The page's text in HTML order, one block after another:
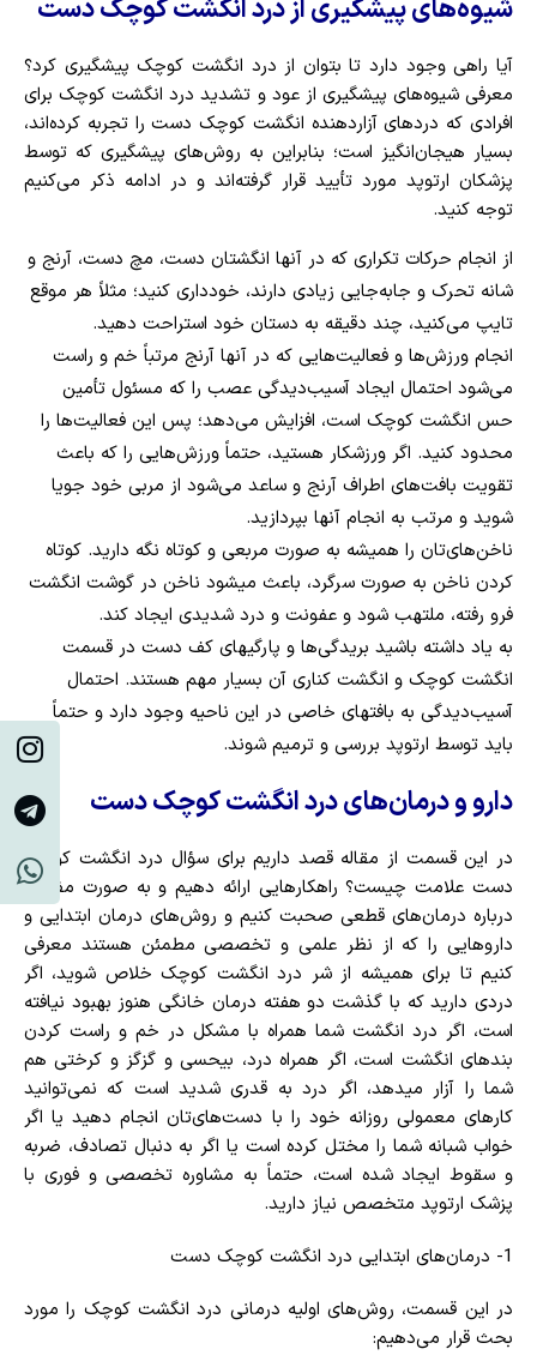
شیوه‌های پیشگیری از درد انگشت کوچک دست
آیا راهی وجود دارد تا بتوان از درد انگشت کوچک پیشگیری کرد؟
معرفی شیوه‌های پیشگیری از عود و تشدید درد انگشت کوچک برای
افرادی که دردهای آزاردهنده انگشت کوچک دست را تجربه کرده‌اند،
بسیار هیجان‌انگیز است؛ بنابراین به روش‌های پیشگیری که توسط
پزشکان ارتوپد مورد تأیید قرار گرفته‌اند و در ادامه ذکر می‌کنیم
توجه کنید.
از انجام حرکات تکراری که در آنها انگشتان دست، مچ دست، آرنج و
شانه تحرک و جابه‌جایی زیادی دارند، خودداری کنید؛ مثلاً هر موقع
تایپ می‌کنید، چند دقیقه به دستان خود استراحت دهید.
انجام ورزش‌ها و فعالیت‌هایی که در آنها آرنج مرتباً خم و راست
می‌شود احتمال ایجاد آسیب‌دیدگی عصب را که مسئول تأمین
حس انگشت کوچک است، افزایش می‌دهد؛ پس این فعالیت‌ها را
محدود کنید. اگر ورزشکار هستید، حتماً ورزش‌هایی را که باعث
تقویت بافت‌های اطراف آرنج و ساعد می‌شود از مربی خود جویا
شوید و مرتب به انجام آنها بپردازید.
ناخن‌های‌تان را همیشه به صورت مربعی و کوتاه نگه دارید. کوتاه
کردن ناخن به صورت سرگرد، باعث می­شود ناخن در گوشت انگشت
فرو رفته، ملتهب شود و عفونت و درد شدیدی ایجاد کند.
به یاد داشته باشید بریدگی‌ها و پارگی­های کف دست در قسمت
انگشت کوچک و انگشت کناری آن بسیار مهم هستند. احتمال
آسیب‌دیدگی به بافت­های خاصی در این ناحیه وجود دارد و حتماً
باید توسط ارتوپد بررسی و ترمیم شوند.
دارو و درمان‌های درد انگشت کوچک دست
در این قسمت از مقاله قصد داریم برای سؤال درد انگشت کوچک
دست علامت چیست؟ راهکارهایی ارائه دهیم و به صورت مفصل
درباره درمان‌های قطعی صحبت کنیم و روش‌های درمان ابتدایی و
داروهایی را که از نظر علمی و تخصصی مطمئن هستند معرفی
کنیم تا برای همیشه از شر درد انگشت کوچک خلاص شوید، اگر
دردی دارید که با گذشت دو هفته درمان خانگی هنوز بهبود نیافته
است، اگر درد انگشت شما همراه با مشکل در خم و راست کردن
بندهای انگشت است، اگر همراه درد، بی­حسی و گزگز و کرختی هم
شما را آزار می­دهد، اگر درد به قدری شدید است که نمی‌توانید
کارهای معمولی روزانه‌ خود را با دست‌های‌تان انجام دهید یا اگر
خواب شبانه شما را مختل کرده است یا اگر به دنبال تصادف، ضربه
و سقوط ایجاد شده است، حتماً به مشاوره تخصصی و فوری با
پزشک ارتوپد متخصص نیاز دارید.
1- درمان‌های ابتدایی درد انگشت کوچک دست
در این قسمت، روش‌های اولیه درمانی درد انگشت کوچک را مورد
بحث قرار می‌دهیم: